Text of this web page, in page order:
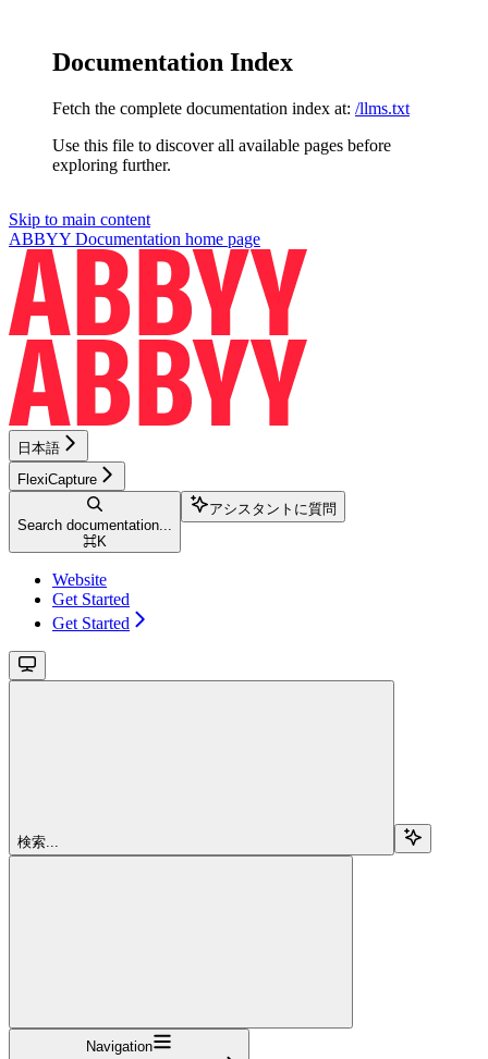
Documentation Index
Fetch the complete documentation index at: /llms.txt
Use this file to discover all available pages before
exploring further.
Skip to main content
ABBYY Documentation home page
日本語
FlexiCapture
Search documentation...
⌘K
アシスタントに質問
Website
Get Started
Get Started
検索...
Navigation